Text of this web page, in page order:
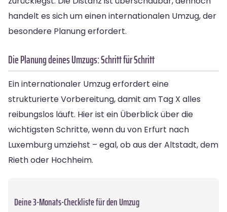
handelt es sich um einen internationalen Umzug, der
besondere Planung erfordert.
Die Planung deines Umzugs: Schritt für Schritt
Ein internationaler Umzug erfordert eine
strukturierte Vorbereitung, damit am Tag X alles
reibungslos läuft. Hier ist ein Überblick über die
wichtigsten Schritte, wenn du von Erfurt nach
Luxemburg umziehst – egal, ob aus der Altstadt, dem
Rieth oder Hochheim.
Deine 3-Monats-Checkliste für den Umzug